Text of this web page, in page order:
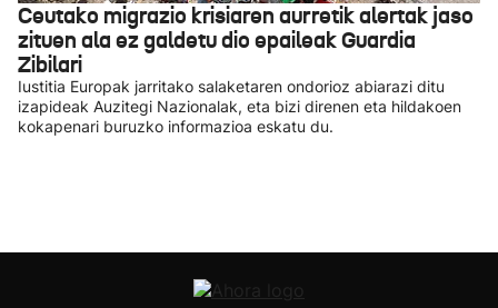
Ceutako migrazio krisiaren aurretik alertak jaso
zituen ala ez galdetu dio epaileak Guardia
Zibilari
Iustitia Europak jarritako salaketaren ondorioz abiarazi ditu
izapideak Auzitegi Nazionalak, eta bizi direnen eta hildakoen
kokapenari buruzko informazioa eskatu du.